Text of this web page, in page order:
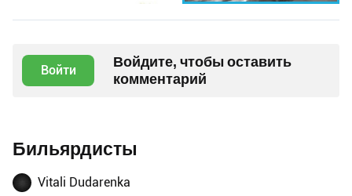
Войти
Войдите, чтобы оставить
комментарий
Бильярдисты
Vitali Dudarenka